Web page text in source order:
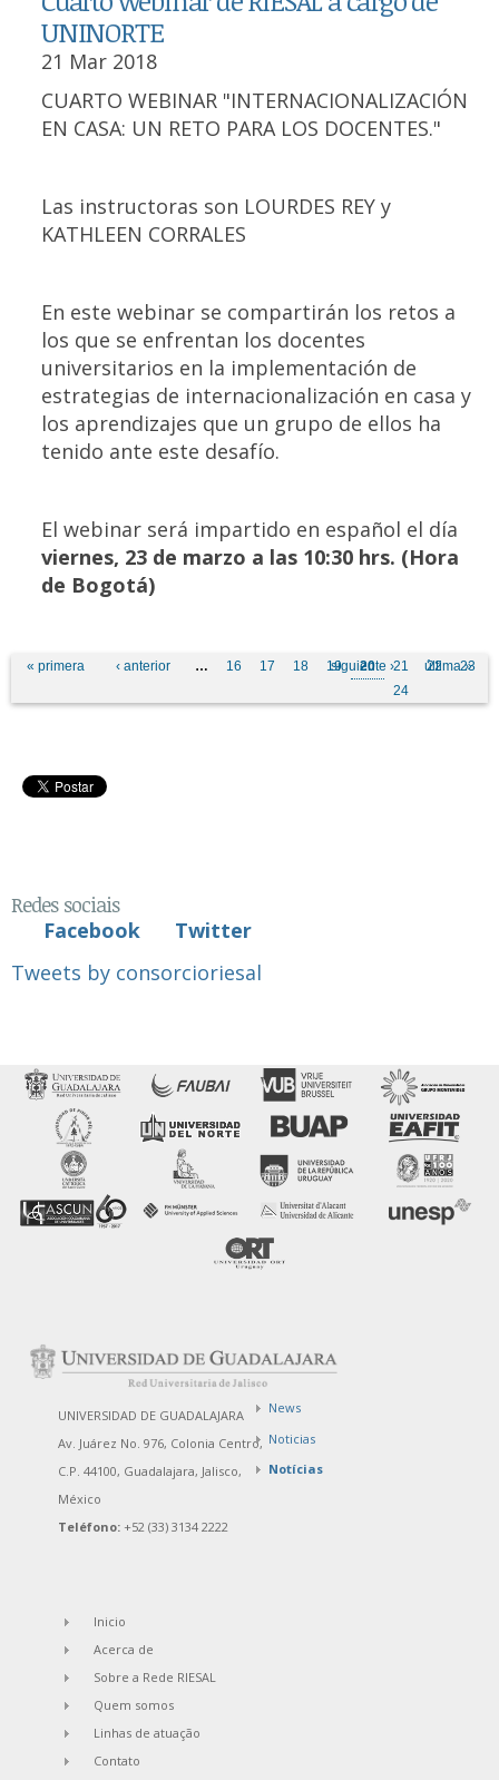
UNINORTE
21 Mar 2018
CUARTO WEBINAR "INTERNACIONALIZACIÓN
EN CASA: UN RETO PARA LOS DOCENTES."
Las instructoras son LOURDES REY y
KATHLEEN CORRALES
En este webinar se compartirán los retos a
los que se enfrentan los docentes
universitarios en la implementación de
estrategias de internacionalización en casa y
los aprendizajes que un grupo de ellos ha
tenido ante este desafío.
El webinar será impartido en español el día
viernes, 23 de marzo a las 10:30 hrs. (Hora
de Bogotá)
Pages
« primera ‹ anterior … 16 17 18 19 20 21 22
23
24
siguiente › última »
Redes sociais
Facebook
Twitter
Tweets by consorcioriesal
UNIVERSIDAD DE GUADALAJARA
Av. Juárez No. 976, Colonia Centro,
C.P. 44100, Guadalajara, Jalisco,
México
Teléfono: +52 (33) 3134 2222
News
Noticias
Notícias
Inicio
Acerca de
Sobre a Rede RIESAL
Quem somos
Linhas de atuação
Contato